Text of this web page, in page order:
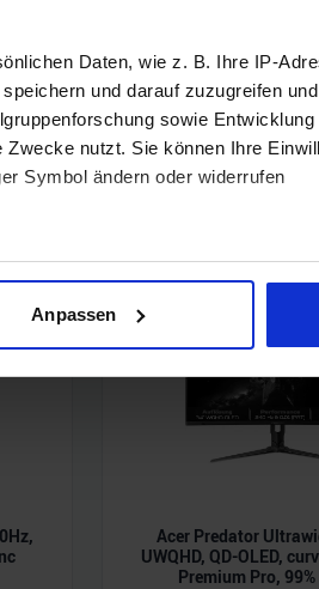
Daten, wie z. B. Ihre IP-
und darauf zuzugreifen
sowie
nutzt. Sie können Ihre
Symbol ändern oder widerrufen
welche bis auf einige Meter
verarbeitet werden, und legen
personalisieren, Funktionen für
geben wir Informationen
und Analysen weiter. Unsere
Anpassen
dem 4000 release auf einmal
Acer Predator
UWQHD, QD-OLED,
Premium Pro, 99%